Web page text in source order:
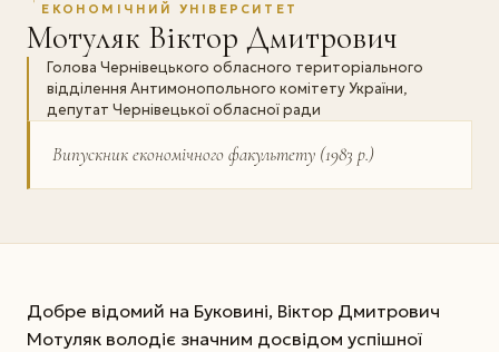
ЕКОНОМІЧНИЙ УНІВЕРСИТЕТ
Мотуляк Віктор Дмитрович
Голова Чернівецького обласного територіального
відділення Антимонопольного комітету України,
депутат Чернівецької обласної ради
Випускник економічного факультету (1983 р.)
Добре відомий на Буковині, Віктор Дмитрович
Мотуляк володіє значним досвідом успішної